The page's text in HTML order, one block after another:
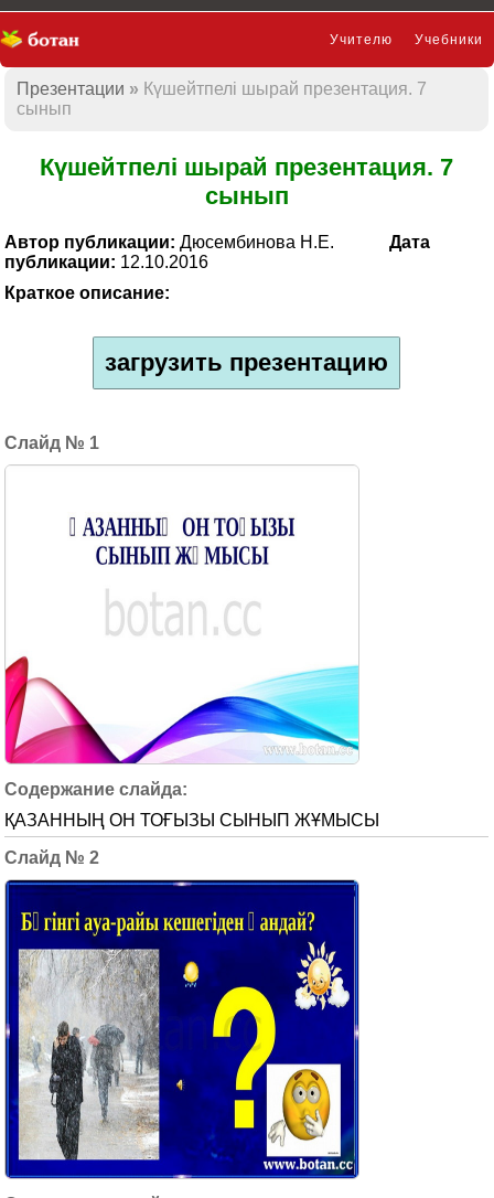
Учебники
Учителю
Презентации
Презентации
Күшейтпелі шырай презентация. 7
сынып
Күшейтпелі шырай презентация. 7
сынып
Автор публикации: Дюсембинова Н.Е.
Дата
публикации: 12.10.2016
Краткое описание:
загрузить презентацию
1
ҚАЗАННЫҢ ОН ТОҒЫЗЫ СЫНЫП ЖҰМЫСЫ
2